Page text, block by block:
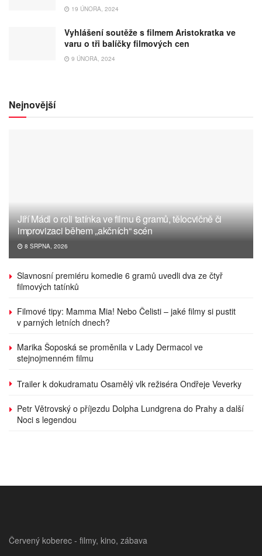
19 ÚNORA, 2024
Vyhlášení soutěže s filmem Aristokratka ve
varu o tři balíčky filmových cen
9 ÚNORA, 2024
Nejnovější
Jiří Mádl o roli tatínka ve filmu 6 gramů, tělocvičně či
improvizaci během „akčních“ scén
8 SRPNA, 2026
Slavnosní premiéru komedie 6 gramů uvedli dva ze čtyř
filmových tatínků
Filmové tipy: Mamma Mia! Nebo Čelisti – jaké filmy si pustit
v parných letních dnech?
Marika Šoposká se proměnila v Lady Dermacol ve
stejnojmenném filmu
Trailer k dokudramatu Osamělý vlk režiséra Ondřeje Veverky
Petr Větrovský o příjezdu Dolpha Lundgrena do Prahy a další
Noci s legendou
Červený koberec - filmy, kino, zábava